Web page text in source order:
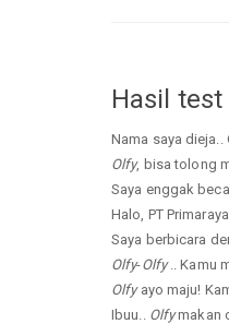
Hasil
Nama saya dieja..
Olfy, bisa tolong
Saya enggak
Halo, PT
Saya berbicara
Olfy-Olfy.. Kamu
Olfyayo maju!
Ibuu.. Olfymakan